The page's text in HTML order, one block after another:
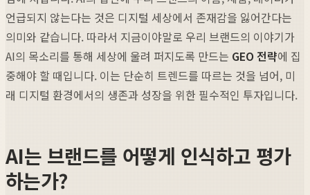
언급되지 않는다는 것은 디지털 세상에서 존재감을 잃어간다는
의미와 같습니다. 따라서 지금이야말로 우리 브랜드의 이야기가
AI의 목소리를 통해 세상에 울려 퍼지도록 만드는 GEO 전략에 집
중해야 할 때입니다. 이는 단순히 트렌드를 따르는 것을 넘어, 미
래 디지털 환경에서의 생존과 성장을 위한 필수적인 투자입니다.
AI는 브랜드를 어떻게 인식하고 평가
하는가?